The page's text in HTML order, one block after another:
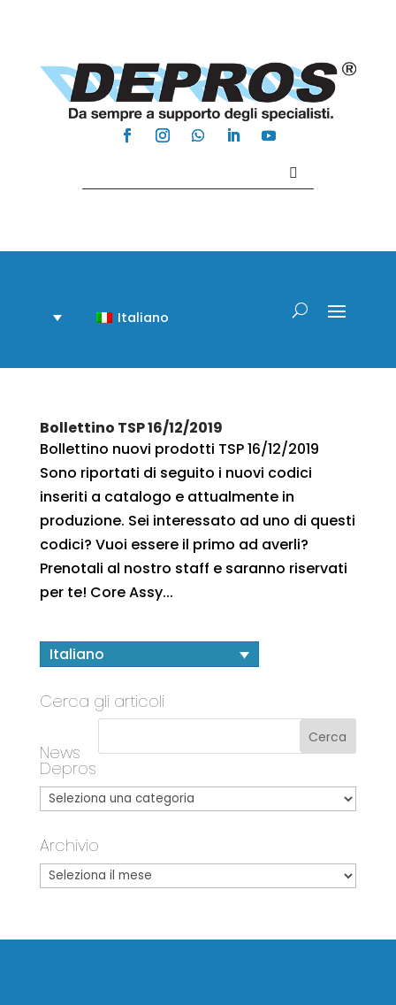
Italiano
Bollettino TSP 16/12/2019
Bollettino nuovi prodotti TSP 16/12/2019
Sono riportati di seguito i nuovi codici
inseriti a catalogo e attualmente in
produzione. Sei interessato ad uno di questi
codici? Vuoi essere il primo ad averli?
Prenotali al nostro staff e saranno riservati
per te! Core Assy...
Italiano
Cerca gli articoli
News
Depros
Archivio